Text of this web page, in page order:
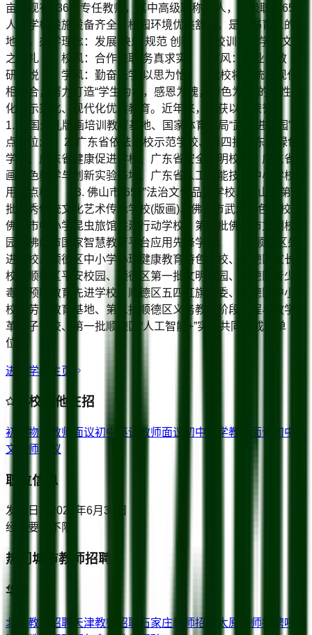
亩，现有136位专任教师，其中高级职称23人，中级职称65
人。学校设施设备齐全，校园环境优美舒适，是教书育人的好
地方。办学理念：发展 快乐 规范 创新 校训：博学于文 约
之以礼 校风：合作进取 务真求实 教风：敬业善教 以
研为悦 学风：勤奋乐学 以思为怡 我校将传统与现代
相融合，努力打造“学生为本，感恩为魂，特色为品”的个性
化、示范化、现代化优质教育。近年来，荣获以下荣誉：
1. 全国少儿版画培训教育基地、国家体育总局“武术进校园”试
点单位; 2. 广东省依法治校示范学校、第四批广东省绿色
学校、广东省健康促进学校、广东省安全文明校园、广东省版
画特色教学与创新实验基地、广东省人工智能技术中小学校应
用试点校; 3. 佛山市“657”法治文化品牌学校、佛山市第一
批优秀传统文化艺术传承学校(版画)、佛山市武术特色学校、
佛山市中小学昆虫旅馆共建行动学校、第六批佛山市文明校
园、佛山市国家智慧教育平台应用先锋学校; 4. 顺德区先
进学校、顺德区中小学心理健康教育特色学校、顺德区家长学
校、顺德区平安校园、顺德区第一批文明校园、顺德区青少年
毒品预防教育先进学校、顺德区五四红旗团委、顺德区中小学
校外劳动教育基地、第三批顺德区义务教育阶段课程与教学改
革种子学校、第一批顺德区“人工智能+”实践共同体成员单
位。
进入学校主页
该校其他在招
初中物理教师 面议初中英语教师面议 初中数学教师 面议
初中语
文教师 面议
职位信息
发布日期
2026年6月30日
经验要求
不限
热门城市教师招聘
华北
北京 教师招聘 天津教师招聘 石家庄教师招聘 太原 教师招聘呼和